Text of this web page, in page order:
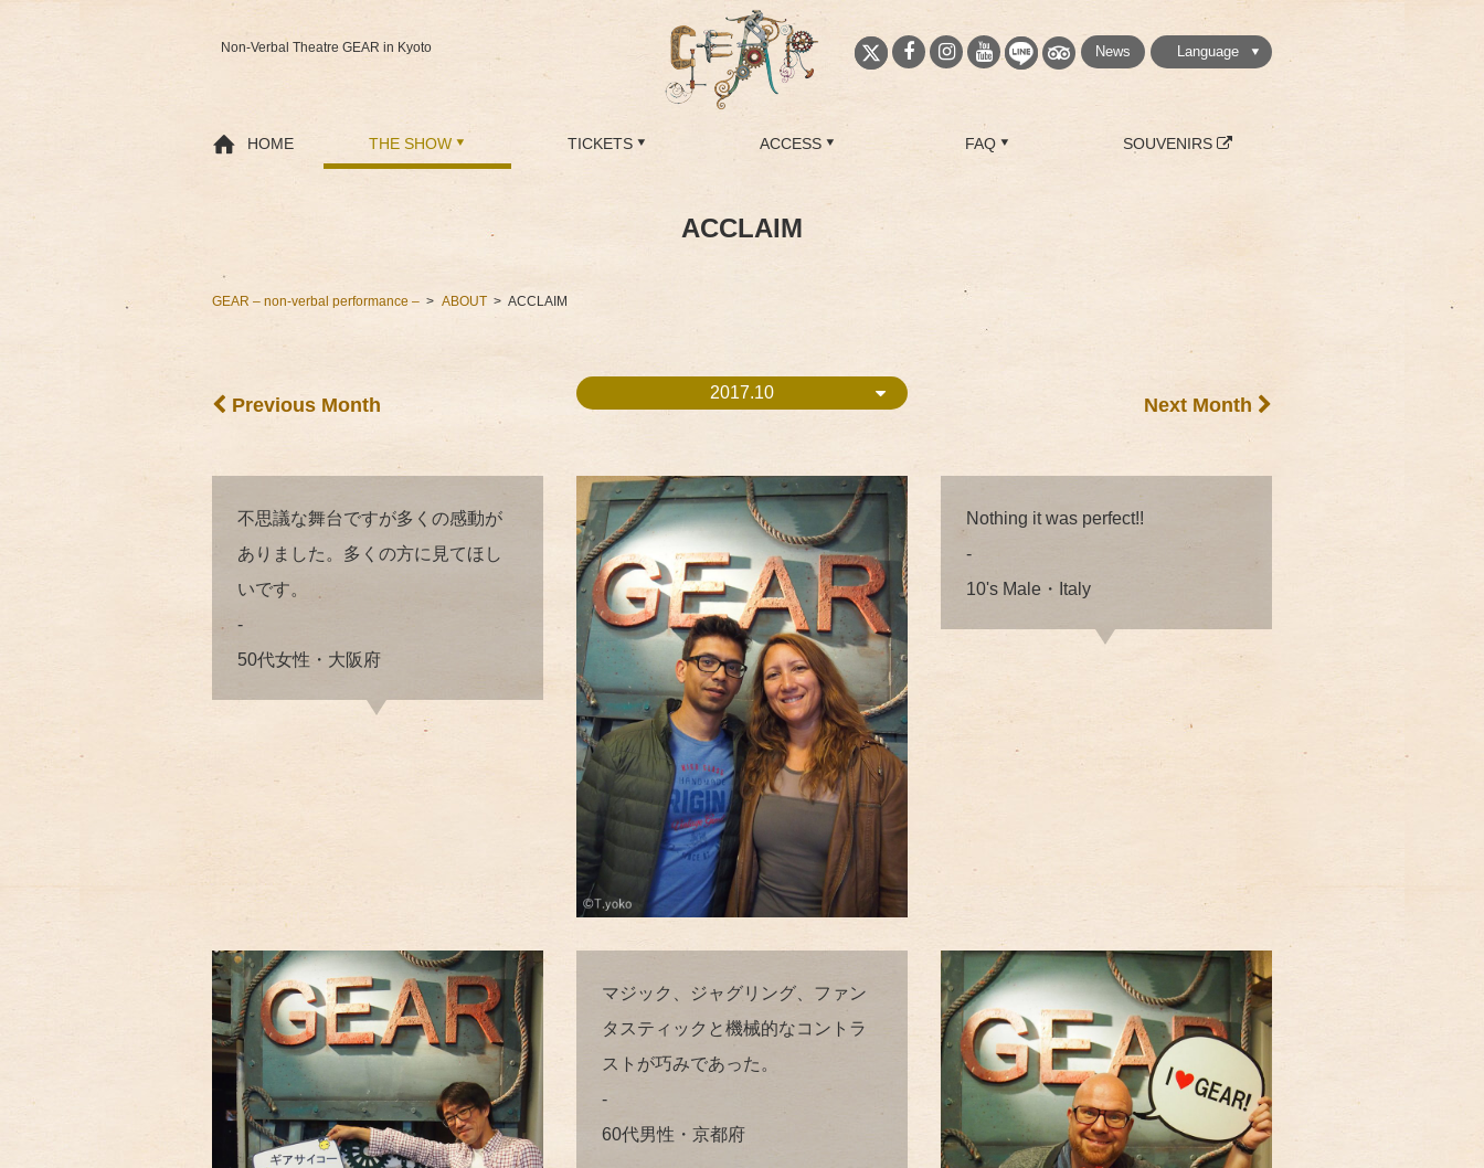
Non-Verbal Theatre GEAR in Kyoto News
Language
HOME THE SHOW TICKETS ACCESS FAQ SOUVENIRS
ACCLAIM
GEAR – non-verbal performance – ABOUT ACCLAIM
2017.10
Previous Month Next Month
不思議な舞台ですが多くの感動が
ありました。多くの方に見てほし
いです。
-
50代女性・大阪府
Nothing it was perfect!!
-
10's Male・Italy
マジック、ジャグリング、ファン
タスティックと機械的なコントラ
ストが巧みであった。
-
60代男性・京都府